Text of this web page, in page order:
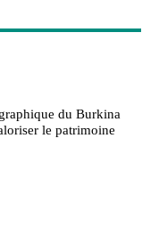
du Burkina
le patrimoine